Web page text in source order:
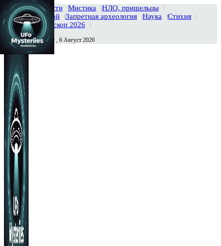
Главная Новости Мистика
НЛО, пришельцы
Тайны вселенной
Запретная археология Наука
Стихия
История
Гороскоп 2026
Сегодня Четверг , 6 Август 2026